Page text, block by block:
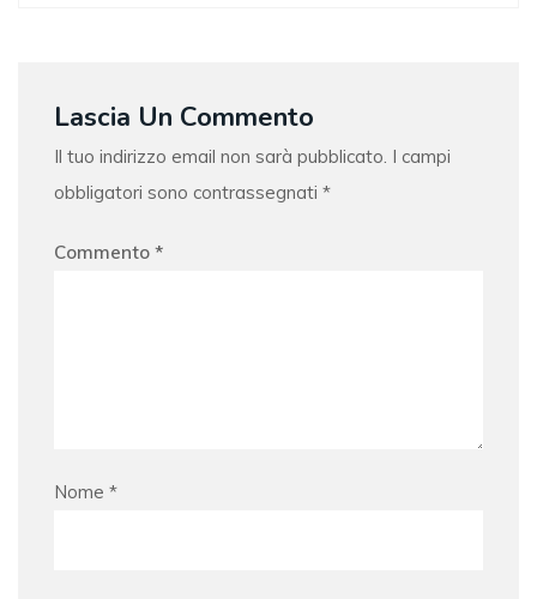
Lascia Un Commento
Il tuo indirizzo email non sarà pubblicato. I campi
obbligatori sono contrassegnati *
Commento *
Nome *